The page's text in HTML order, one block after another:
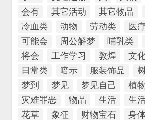
会有
其它活动 其它物品
冷血类
动物 劳动类
医
可能会
周公解梦 哺乳类
将会
工作学习 敦煌
文
日常类
暗示 服装饰品
梦到
梦见 梦见自己 植物
灾难罪恶
物品 生活 生
花草
象征 财物宝石
身